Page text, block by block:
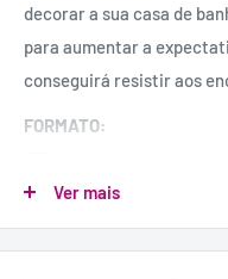
decorar a sua casa de
para aumentar a
conseguirá resistir aos
FORMATO:
MATERIAL:
Ver mais